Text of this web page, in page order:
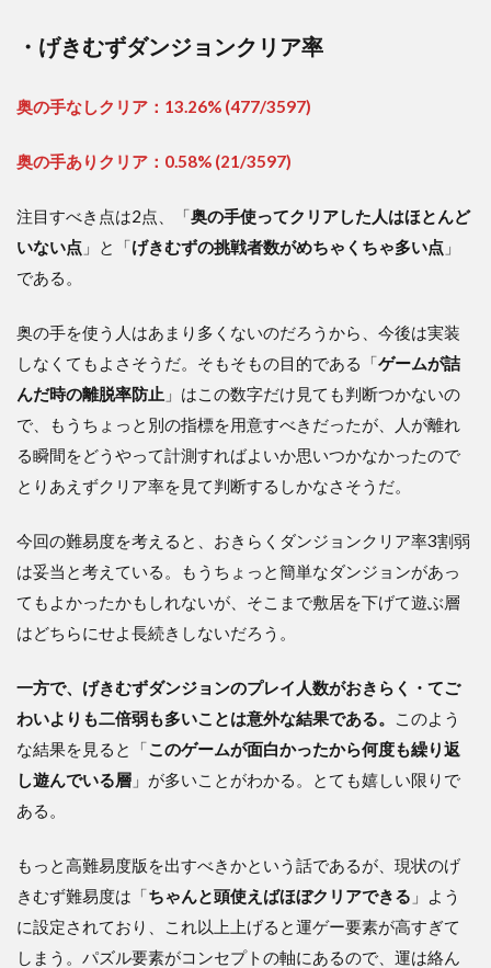
・げきむずダンジョンクリア率
奥の手なしクリア：13.26% (477/3597)
奥の手ありクリア：0.58% (21/3597)
注目すべき点は2点、「奥の手使ってクリアした人はほとんど
いない点 」と「げきむずの挑戦者数がめちゃくちゃ多い点 」
である。
奥の手を使う人はあまり多くないのだろうから、今後は実装
しなくてもよさそうだ。そもそもの目的である「ゲームが詰
んだ時の離脱率防止 」はこの数字だけ見ても判断つかないの
で、もうちょっと別の指標を用意すべきだったが、人が離れ
る瞬間をどうやって計測すればよいか思いつかなかったので
とりあえずクリア率を見て判断するしかなさそうだ。
今回の難易度を考えると、おきらくダンジョンクリア率3割弱
は妥当と考えている。もうちょっと簡単なダンジョンがあっ
てもよかったかもしれないが、そこまで敷居を下げて遊ぶ層
はどちらにせよ長続きしないだろう。
一方で、げきむずダンジョンのプレイ人数がおきらく・てご
わいよりも二倍弱も多いことは意外な結果である。
このよう
な結果を見ると「このゲームが面白かったから何度も繰り返
し遊んでいる層 」が多いことがわかる。とても嬉しい限りで
ある。
もっと高難易度版を出すべきかという話であるが、現状のげ
きむず難易度は「ちゃんと頭使えばほぼクリアできる 」よう
に設定されており、これ以上上げると運ゲー要素が高すぎて
しまう。パズル要素がコンセプトの軸にあるので、運は絡ん